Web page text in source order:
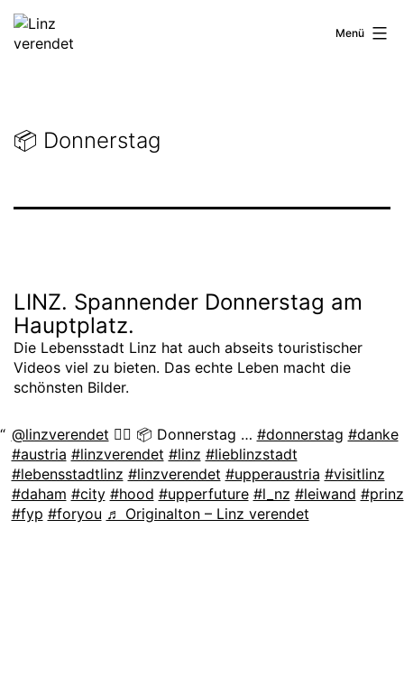
Zum
Inhalt
springen
Linz
verendet
Menü
📦 Donnerstag
LINZ. Spannender Donnerstag am
Hauptplatz.
Die Lebensstadt Linz hat auch abseits touristischer
Videos viel zu bieten. Das echte Leben macht die
schönsten Bilder.
@linzverendet 🤷‍♀️ 📦 Donnerstag … #donnerstag #danke
#austria #linzverendet #linz #lieblinzstadt
#lebensstadtlinz #linzverendet #upperaustria #visitlinz
#daham #city #hood #upperfuture #l_nz #leiwand #prinz
#fyp #foryou ♬ Originalton – Linz verendet